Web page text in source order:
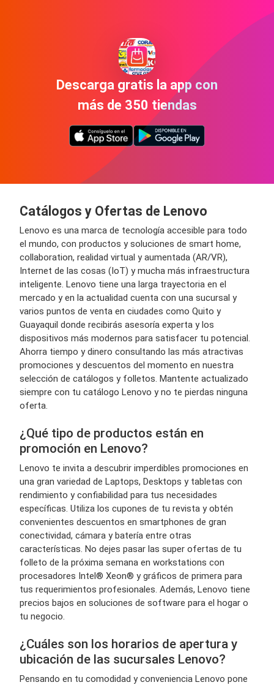
Descarga gratis la app con
más de 350 tiendas
Catálogos y Ofertas de Lenovo
Lenovo es una marca de tecnología accesible para todo
el mundo, con productos y soluciones de smart home,
collaboration, realidad virtual y aumentada (AR/VR),
Internet de las cosas (IoT) y mucha más infraestructura
inteligente. Lenovo tiene una larga trayectoria en el
mercado y en la actualidad cuenta con una sucursal y
varios puntos de venta en ciudades como Quito y
Guayaquil donde recibirás asesoría experta y los
dispositivos más modernos para satisfacer tu potencial.
Ahorra tiempo y dinero consultando las más atractivas
promociones y descuentos del momento en nuestra
selección de catálogos y folletos. Mantente actualizado
siempre con tu catálogo Lenovo y no te pierdas ninguna
oferta.
¿Qué tipo de productos están en
promoción en Lenovo?
Lenovo te invita a descubrir imperdibles promociones en
una gran variedad de Laptops, Desktops y tabletas con
rendimiento y confiabilidad para tus necesidades
específicas. Utiliza los cupones de tu revista y obtén
convenientes descuentos en smartphones de gran
conectividad, cámara y batería entre otras
características. No dejes pasar las super ofertas de tu
folleto de la próxima semana en workstations con
procesadores Intel® Xeon® y gráficos de primera para
tus requerimientos profesionales. Además, Lenovo tiene
precios bajos en soluciones de software para el hogar o
tu negocio.
¿Cuáles son los horarios de apertura y
ubicación de las sucursales Lenovo?
Pensando en tu comodidad y conveniencia Lenovo pone